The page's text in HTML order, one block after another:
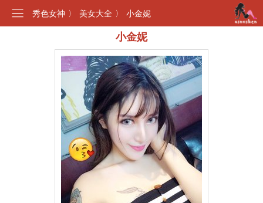
秀色女神 〉 美女大全 〉 小金妮
小金妮